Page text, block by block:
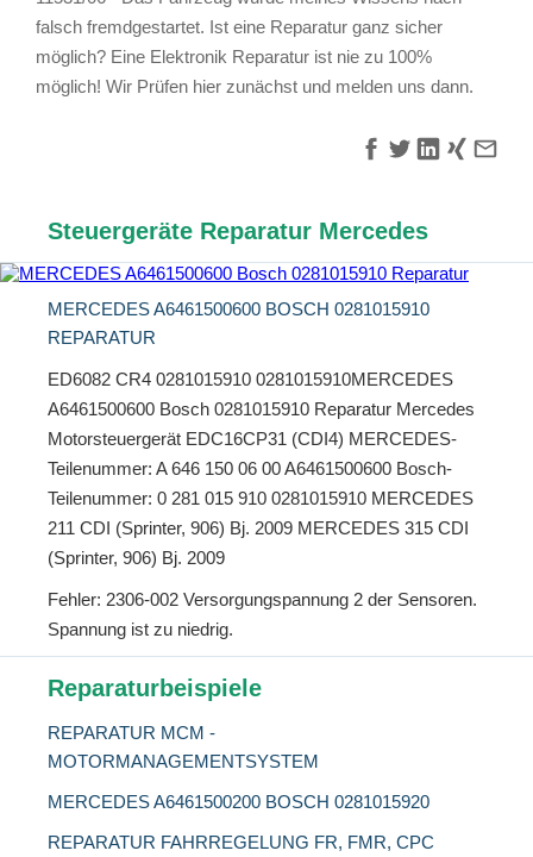
falsch fremdgestartet. Ist eine Reparatur ganz sicher
möglich? Eine Elektronik Reparatur ist nie zu 100%
möglich! Wir Prüfen hier zunächst und melden uns dann.
Steuergeräte Reparatur Mercedes
MERCEDES A6461500600 BOSCH 0281015910
REPARATUR
ED6082 CR4 0281015910 0281015910MERCEDES
A6461500600 Bosch 0281015910 Reparatur Mercedes
Motorsteuergerät EDC16CP31 (CDI4) MERCEDES-
Teilenummer: A 646 150 06 00 A6461500600 Bosch-
Teilenummer: 0 281 015 910 0281015910 MERCEDES
211 CDI (Sprinter, 906) Bj. 2009 MERCEDES 315 CDI
(Sprinter, 906) Bj. 2009
Fehler: 2306-002 Versorgungspannung 2 der Sensoren.
Spannung ist zu niedrig.
Reparaturbeispiele
REPARATUR MCM -
MOTORMANAGEMENTSYSTEM
MERCEDES A6461500200 BOSCH 0281015920
REPARATUR FAHRREGELUNG FR, FMR, CPC